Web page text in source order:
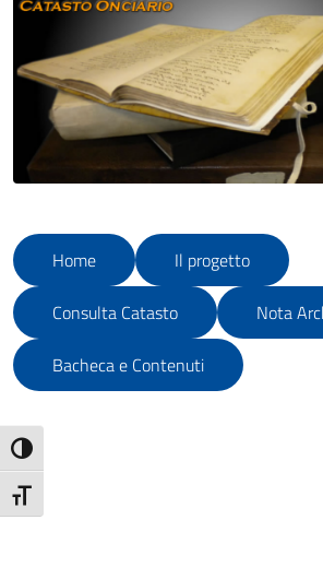
ATTIVA/DISATTIVA ALTO CONTRASTO
ATTIVA/DISATTIVA DIMENSIONE TESTO
Home
Il progetto
Consulta Catasto
Nota
Bacheca e Contenuti